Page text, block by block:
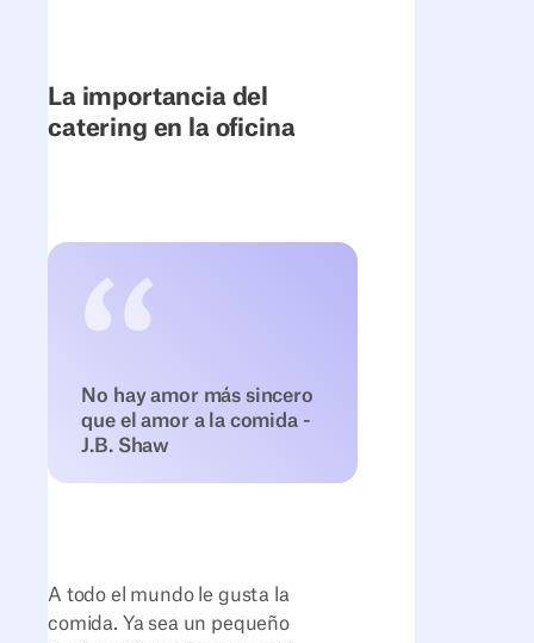
La importancia del
catering en la oficina
No hay amor más sincero
que el amor a la comida -
J.B. Shaw
A todo el mundo le gusta la
comida. Ya sea un pequeño